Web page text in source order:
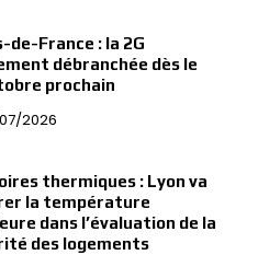
de-France : la 2G
débranchée dès le
prochain
2026
thermiques : Lyon va
la température
dans l’évaluation de la
des logements